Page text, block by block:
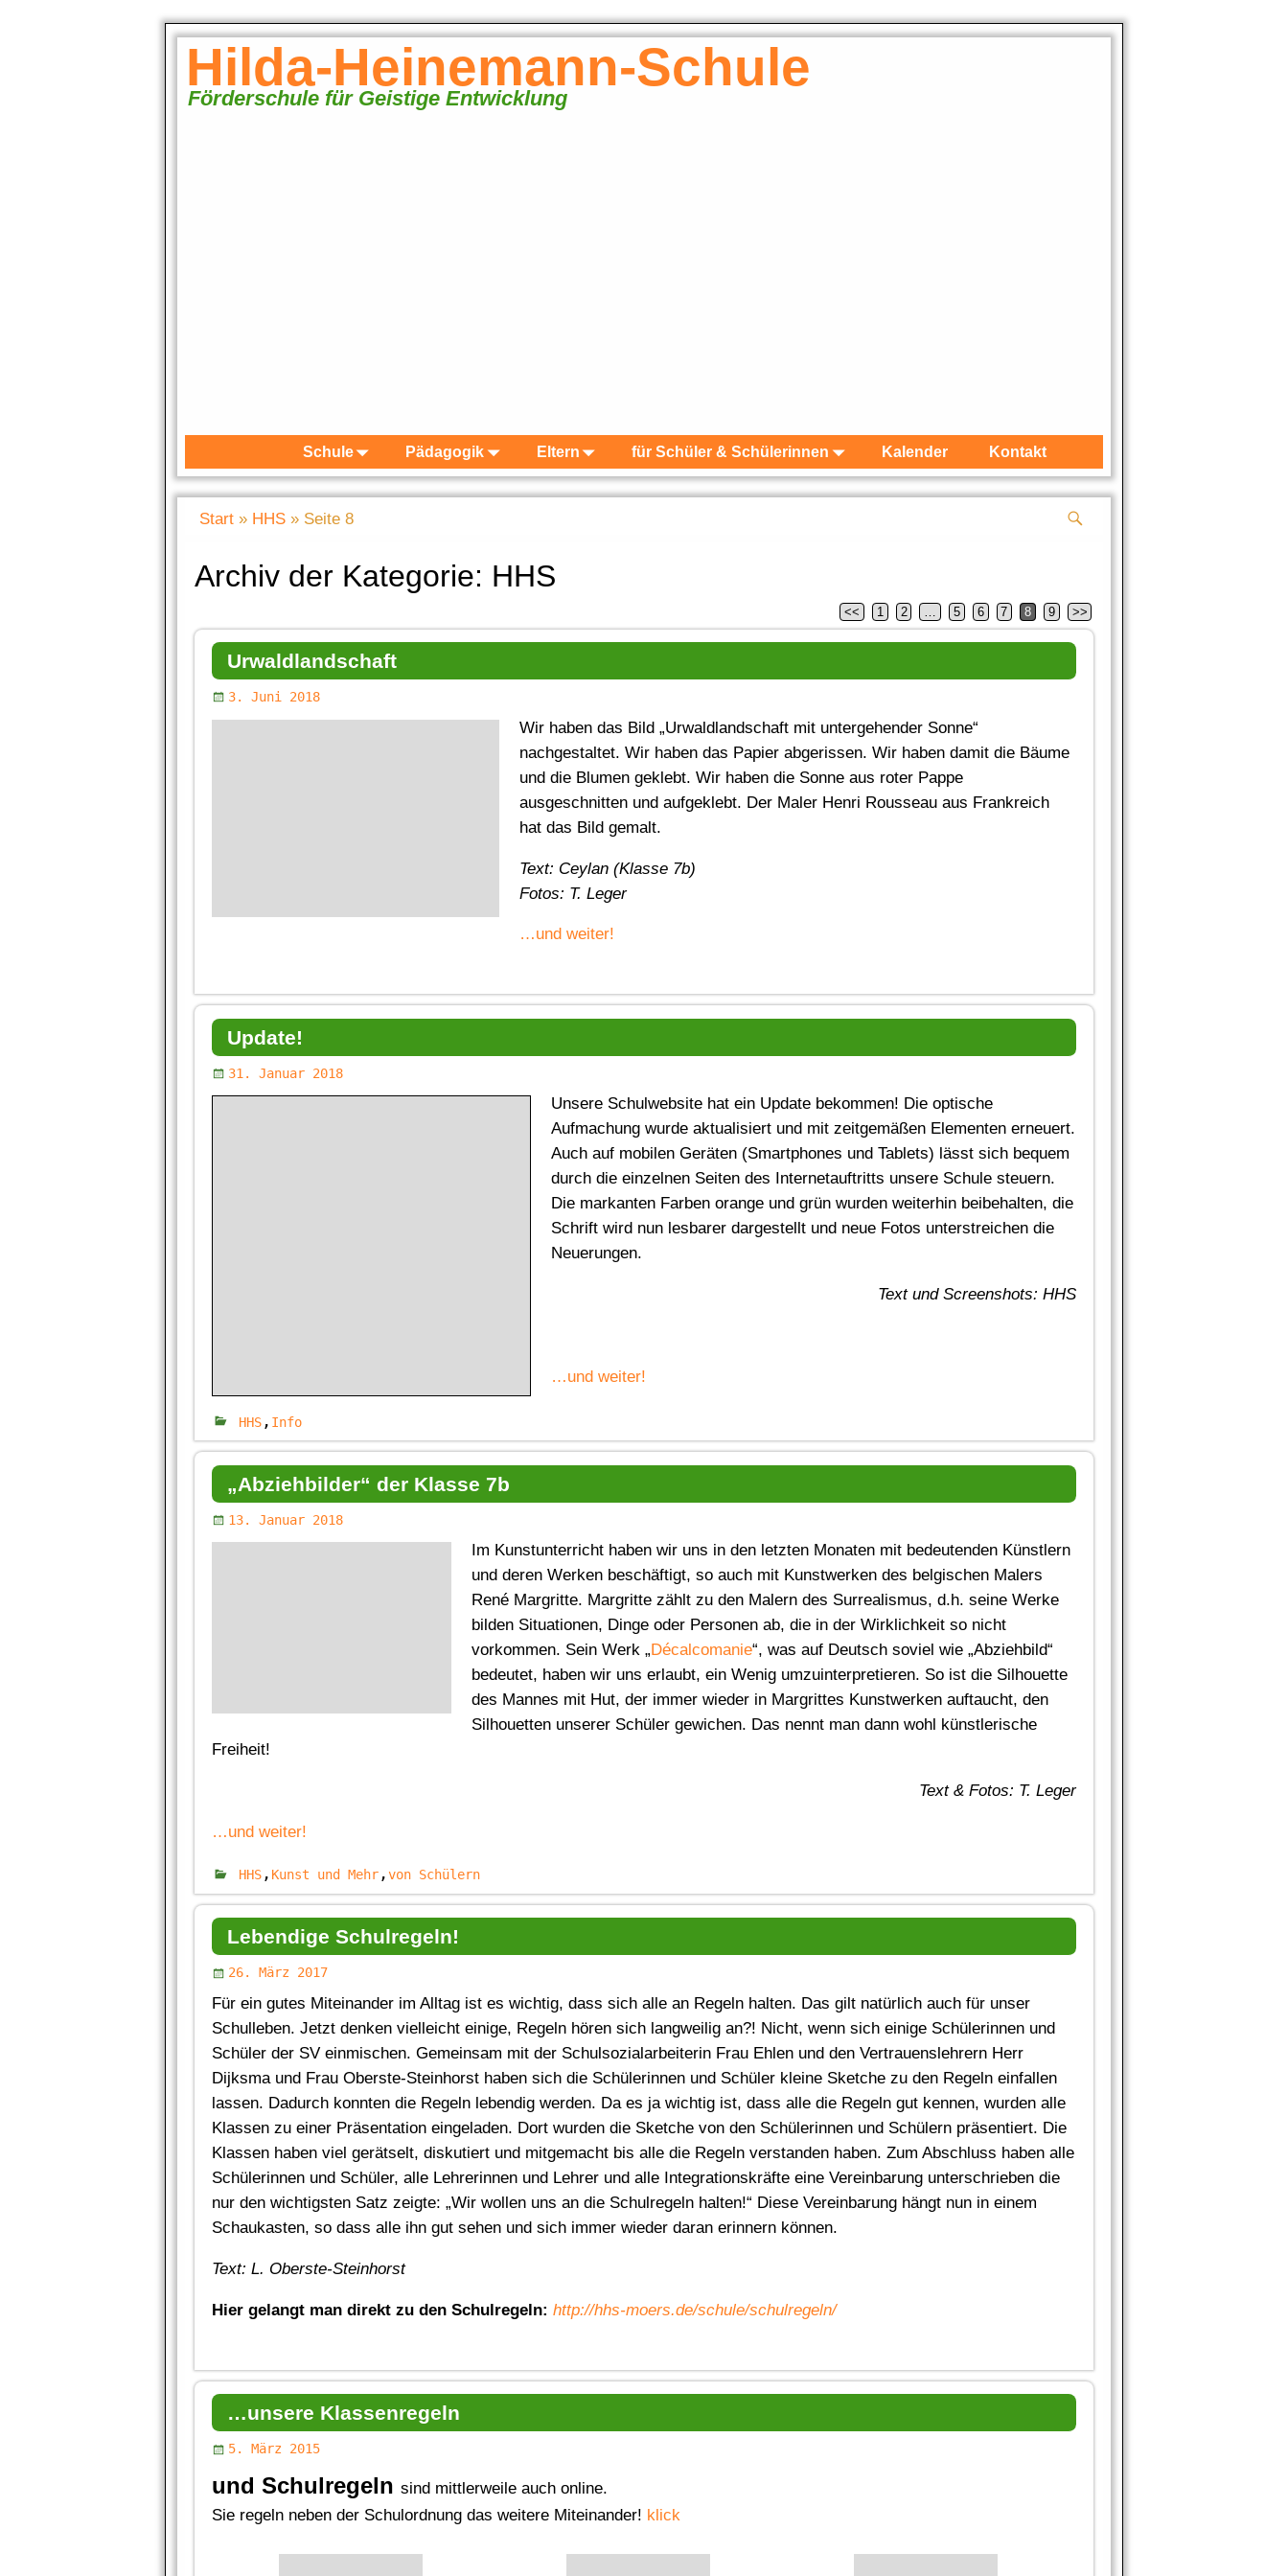
Hilda-Heinemann-Schule
Förderschule für Geistige Entwicklung
Schule Pädagogik Eltern für Schüler & Schülerinnen Kalender Kontakt
Start » HHS » Seite 8
Archiv der Kategorie: HHS
Artikelnavigation
<< 1 2 5 6 7 8 9 >>
Urwaldlandschaft
3. Juni 2018
Wir haben das Bild „Urwaldlandschaft mit untergehender Sonne“
nachgestaltet. Wir haben das Papier abgerissen. Wir haben damit die Bäume
und die Blumen geklebt. Wir haben die Sonne aus roter Pappe
ausgeschnitten und aufgeklebt. Der Maler Henri Rousseau aus Frankreich
hat das Bild gemalt.
Text: Ceylan (Klasse 7b)
Fotos: T. Leger
…und weiter!
Update!
31. Januar 2018
Unsere Schulwebsite hat ein Update bekommen! Die optische
Aufmachung wurde aktualisiert und mit zeitgemäßen Elementen erneuert.
Auch auf mobilen Geräten (Smartphones und Tablets) lässt sich bequem
durch die einzelnen Seiten des Internetauftritts unsere Schule steuern.
Die markanten Farben orange und grün wurden weiterhin beibehalten, die
Schrift wird nun lesbarer dargestellt und neue Fotos unterstreichen die
Neuerungen.
Text und Screenshots: HHS
…und weiter!
HHS, Info
„Abziehbilder“ der Klasse 7b
13. Januar 2018
Im Kunstunterricht haben wir uns in den letzten Monaten mit bedeutenden Künstlern
und deren Werken beschäftigt, so auch mit Kunstwerken des belgischen Malers
René Margritte. Margritte zählt zu den Malern des Surrealismus, d.h. seine Werke
bilden Situationen, Dinge oder Personen ab, die in der Wirklichkeit so nicht
vorkommen. Sein Werk „ Décalcomanie“, was auf Deutsch soviel wie „Abziehbild“
bedeutet, haben wir uns erlaubt, ein Wenig umzuinterpretieren. So ist die Silhouette
des Mannes mit Hut, der immer wieder in Margrittes Kunstwerken auftaucht, den
Silhouetten unserer Schüler gewichen. Das nennt man dann wohl künstlerische
Freiheit!
Text & Fotos: T. Leger
…und weiter!
HHS, Kunst und Mehr,von Schülern
Lebendige Schulregeln!
26. März 2017
Für ein gutes Miteinander im Alltag ist es wichtig, dass sich alle an Regeln halten. Das gilt natürlich auch für unser
Schulleben. Jetzt denken vielleicht einige, Regeln hören sich langweilig an?! Nicht, wenn sich einige Schülerinnen und
Schüler der SV einmischen. Gemeinsam mit der Schulsozialarbeiterin Frau Ehlen und den Vertrauenslehrern Herr
Dijksma und Frau Oberste-Steinhorst haben sich die Schülerinnen und Schüler kleine Sketche zu den Regeln einfallen
lassen. Dadurch konnten die Regeln lebendig werden. Da es ja wichtig ist, dass alle die Regeln gut kennen, wurden alle
Klassen zu einer Präsentation eingeladen. Dort wurden die Sketche von den Schülerinnen und Schülern präsentiert. Die
Klassen haben viel gerätselt, diskutiert und mitgemacht bis alle die Regeln verstanden haben. Zum Abschluss haben alle
Schülerinnen und Schüler, alle Lehrerinnen und Lehrer und alle Integrationskräfte eine Vereinbarung unterschrieben die
nur den wichtigsten Satz zeigte: „Wir wollen uns an die Schulregeln halten!“ Diese Vereinbarung hängt nun in einem
Schaukasten, so dass alle ihn gut sehen und sich immer wieder daran erinnern können.
Text: L. Oberste-Steinhorst
Hier gelangt man direkt zu den Schulregeln: http://hhs-moers.de/schule/schulregeln/
…unsere Klassenregeln
5. März 2015
und Schulregelnsind mittlerweile auch online.
Sie regeln neben der Schulordnung das weitere Miteinander! klick